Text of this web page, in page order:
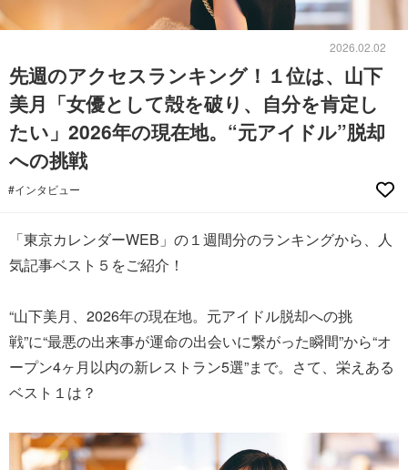
2026.02.02
先週のアクセスランキング！１位は、山下
美月「女優として殻を破り、自分を肯定し
たい」2026年の現在地。“元アイドル”脱却
への挑戦
#インタビュー
「東京カレンダーWEB」の１週間分のランキングから、人
気記事ベスト５をご紹介！
“山下美月、2026年の現在地。元アイドル脱却への挑
戦”に“最悪の出来事が運命の出会いに繋がった瞬間”から“オ
ープン4ヶ月以内の新レストラン5選”まで。さて、栄えある
ベスト１は？